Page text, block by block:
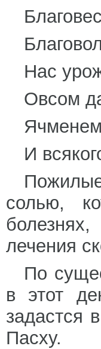
Нас
Овсом
И
солью,
лечения
По
в этот
задастся
Пасху.